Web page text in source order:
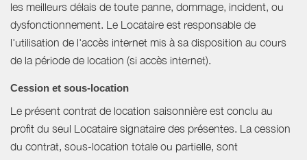
les meilleurs délais de toute panne, dommage, incident, ou
dysfonctionnement. Le Locataire est responsable de
l'utilisation de l'accès internet mis à sa disposition au cours
de la période de location (si accès internet).
Cession et sous-location
Le présent contrat de location saisonnière est conclu au
profit du seul Locataire signataire des présentes. La cession
du contrat, sous-location totale ou partielle, sont